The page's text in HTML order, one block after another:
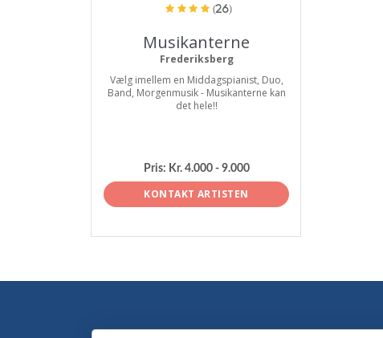
(26)
Musikanterne
Frederiksberg
Vælg imellem en Middagspianist, Duo,
Band, Morgenmusik - Musikanterne kan
det hele!!
Pris: Kr. 4.000 - 9.000
KONTAKT ARTISTEN